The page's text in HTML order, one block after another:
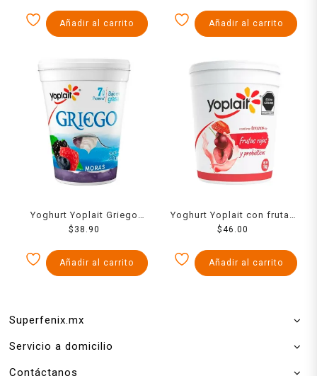
Añadir al carrito Añadir al carrito
Yoghurt Yoplait Griego
moras bajo en grasa 442 g
$ 38.90
Añadir al carrito
Yoghurt Yoplait con frutas
rojas 1 kg
$46.00
Añadir al carrito
Superfenix.mx
Servicio a domicilio
Contáctanos